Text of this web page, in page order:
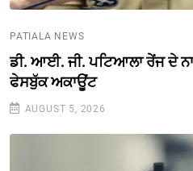
PATIALA NEWS
ਡੀ. ਆਈ. ਜੀ. ਪਟਿਆਲਾ ਰੇਂਜ ਦੇ
ਫੇਸਬੁੱਕ ਅਕਾਊਂਟ
AUGUST 5, 2026